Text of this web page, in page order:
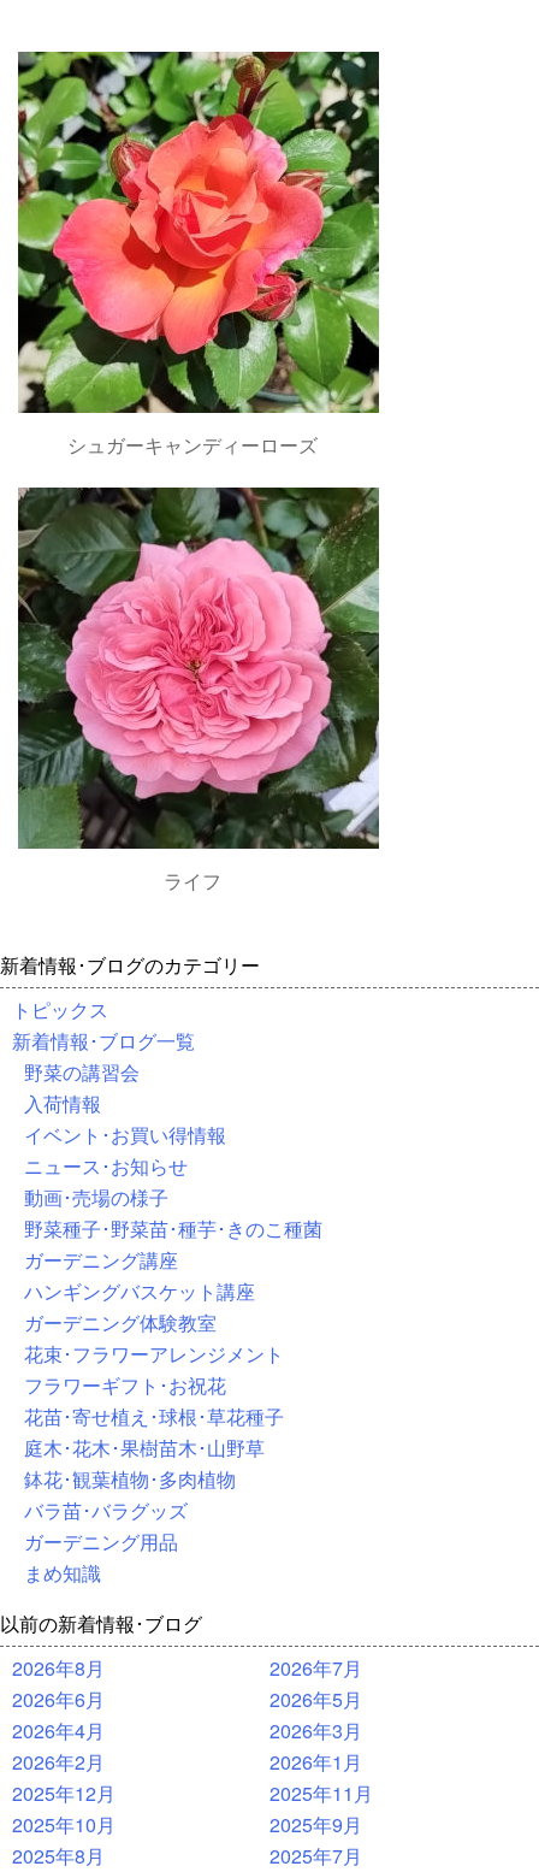
シュガーキャンディーローズ
ライフ
新着情報･ブログのカテゴリー
トピックス
新着情報･ブログ一覧
野菜の講習会
入荷情報
イベント･お買い得情報
ニュース･お知らせ
動画･売場の様子
野菜種子･野菜苗･種芋･きのこ種菌
ガーデニング講座
ハンギングバスケット講座
ガーデニング体験教室
花束･フラワーアレンジメント
フラワーギフト･お祝花
花苗･寄せ植え･球根･草花種子
庭木･花木･果樹苗木･山野草
鉢花･観葉植物･多肉植物
バラ苗･バラグッズ
ガーデニング用品
まめ知識
以前の新着情報･ブログ
2026年8月
2026年7月
2026年6月
2026年5月
2026年4月
2026年3月
2026年2月
2026年1月
2025年12月
2025年11月
2025年10月
2025年9月
2025年8月
2025年7月